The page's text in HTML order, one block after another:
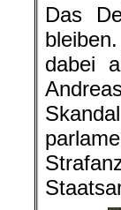
Das
dabei